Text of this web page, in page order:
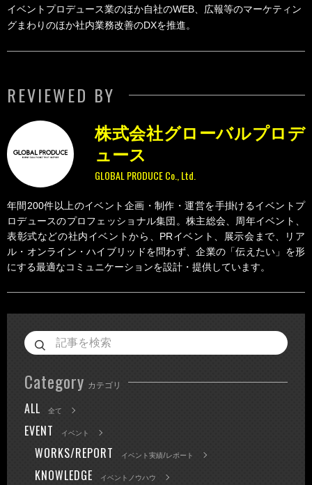
イベントプロデュース業のほか自社のWEB、広報等のマーケティン
グまわりのほか社内業務改善のDXを推進。
REVIEWED BY
GLOBAL PRODUCE Co., Ltd.
株式会社グローバルプロデ
ュース
年間200件以上のイベント企画・制作・運営を手掛けるイベントプ
ロデュースのプロフェッショナル集団。株主総会、周年イベント、
表彰式などの社内イベントから、PRイベント、展示会まで、リア
ル・オンライン・ハイブリッドを問わず、企業の「伝えたい」を形
にする最適なコミュニケーションを設計・提供しています。
Category カテゴリ
ALL 全て
EVENT イベント
WORKS/REPORT イベント実績/レポート
KNOWLEDGE イベントノウハウ